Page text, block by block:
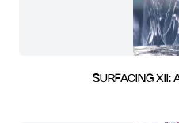
SURFACING